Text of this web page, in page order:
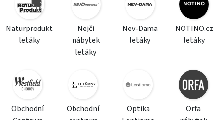
Naturprodukt
letáky
Nejči
nábytek
letáky
Nev-Dama
letáky
NOTINO.cz
letáky
Obchodní
Obchodní
Optika
Orfa